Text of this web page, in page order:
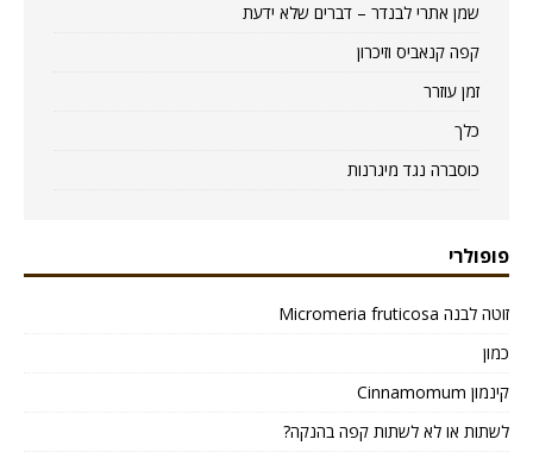
שמן אתרי לבנדר – דברים שלא ידעת
קפה קנאביס וזיכרון
זמן עוזרר
כלך
כוסברה נגד מיגרנות
פופולרי
זוטה לבנה Micromeria fruticosa
כמון
קינמון Cinnamomum
לשתות או לא לשתות קפה בהנקה?